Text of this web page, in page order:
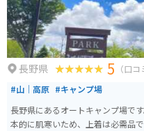
長野県 5 （口コ
#山｜高原 #キャンプ場
長野県にあるオートキャンプ場で
本的に肌寒いため、上着は必需品